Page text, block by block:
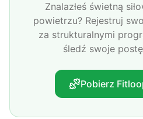
Znalazłeś świetną
powietrzu? Rejestruj
za strukturalnymi
śledź swoje
Pobierz